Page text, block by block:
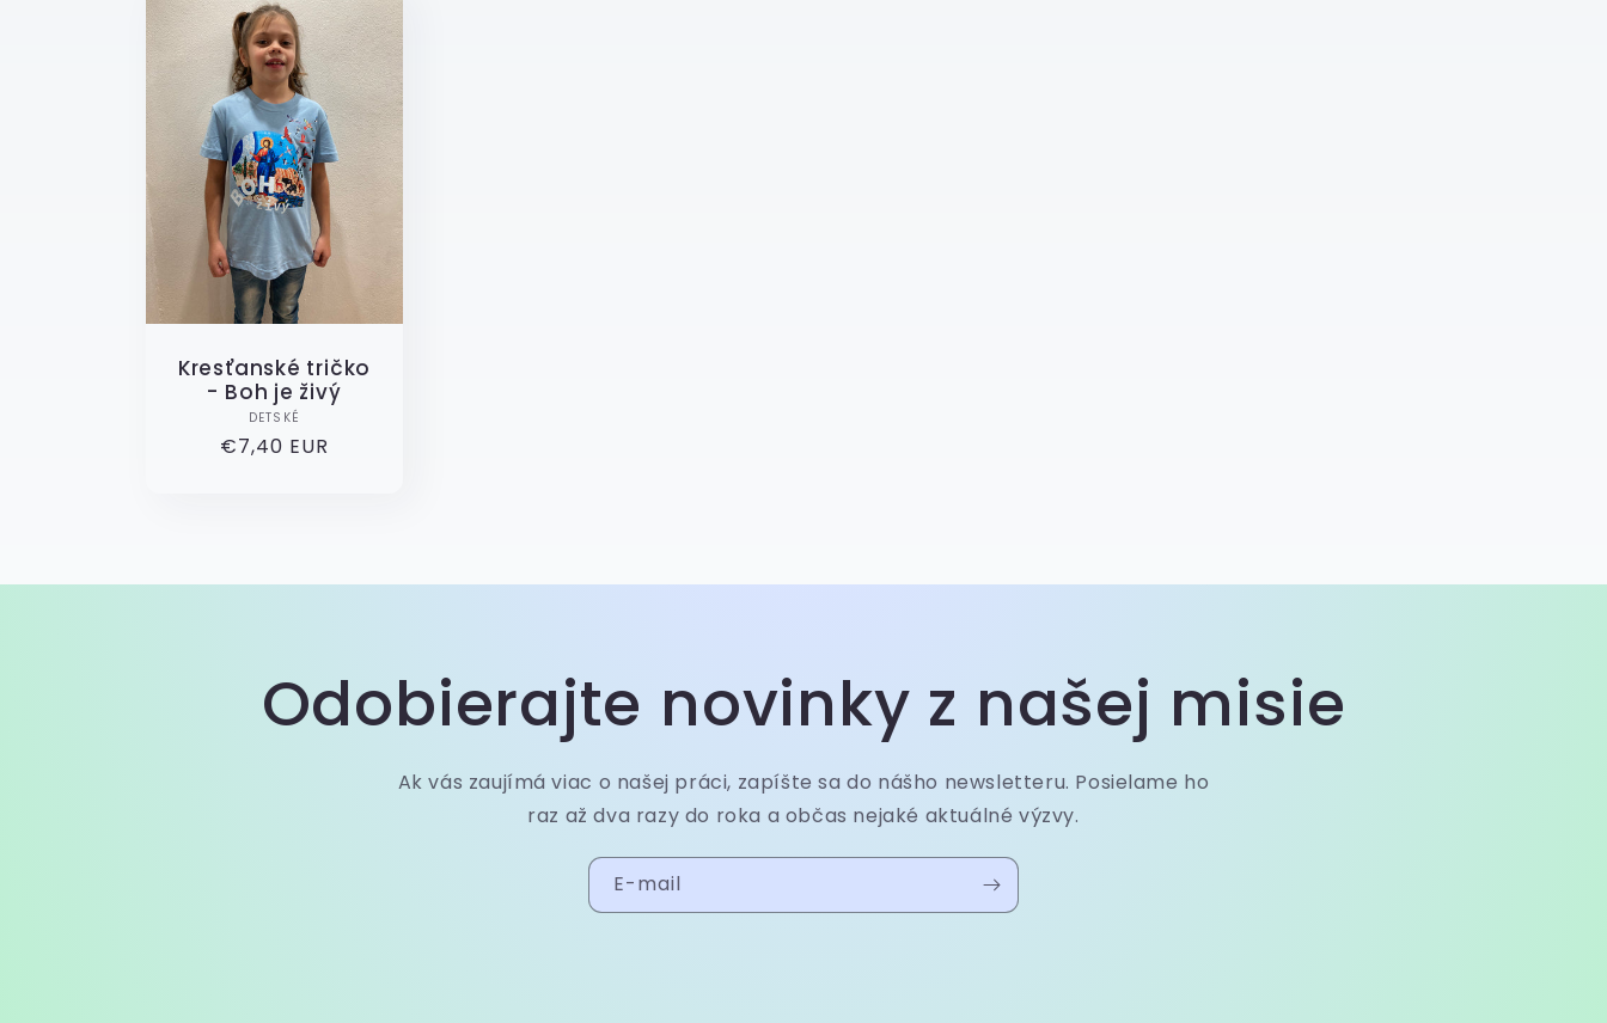
Kresťanské tričko
- Boh je živý
Dodavatel:
DETSKÉ
Běžná
€7,40 EUR
Odobierajte novinky z našej misie
Ak vás zaujímá viac o našej práci, zapíšte sa do nášho newsletteru. Posielame ho
raz až dva razy do roka a občas nejaké aktuálné výzvy.
E-mail